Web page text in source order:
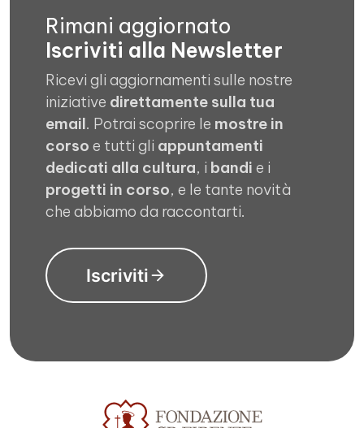
Rimani aggiornato
Iscriviti alla Newsletter
Ricevi gli aggiornamenti sulle nostre
iniziative direttamente sulla tua
email. Potrai scoprire le mostre in
corso e tutti gli appuntamenti
dedicati alla cultura, i bandi e i
progetti in corso, e le tante novità
che abbiamo da raccontarti.
Iscriviti